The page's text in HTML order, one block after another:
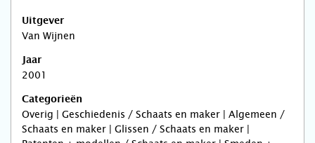
Uitgever
Van Wijnen
Jaar
2001
Categorieën
Overig | Geschiedenis / Schaats en maker | Algemeen /
Schaats en maker | Glissen / Schaats en maker |